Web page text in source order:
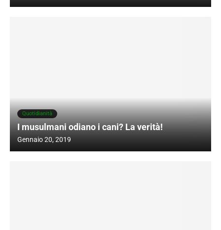
Quotidianità
I musulmani odiano i cani? La verità!
Gennaio 20, 2019